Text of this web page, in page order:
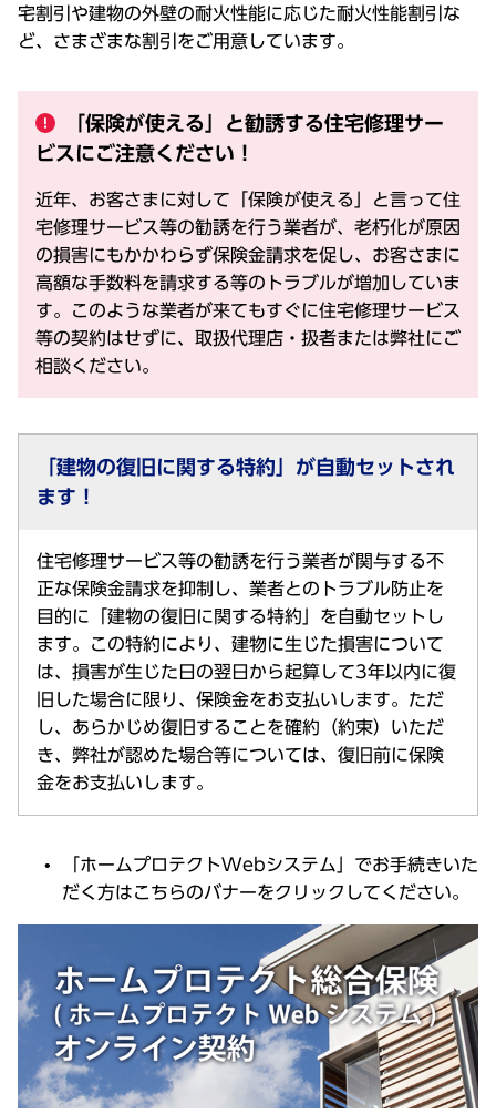
宅割引や建物の外壁の耐火性能に応じた耐火性能割引な
ど、さまざまな割引をご用意しています。
「保険が使える」と勧誘する住宅修理サー
ビスにご注意ください！
近年、お客さまに対して「保険が使える」と言って住
宅修理サービス等の勧誘を行う業者が、老朽化が原因
の損害にもかかわらず保険金請求を促し、お客さまに
高額な手数料を請求する等のトラブルが増加していま
す。このような業者が来てもすぐに住宅修理サービス
等の契約はせずに、取扱代理店・扱者または弊社にご
相談ください。
「建物の復旧に関する特約」が自動セットされ
ます！
住宅修理サービス等の勧誘を行う業者が関与する不
正な保険金請求を抑制し、業者とのトラブル防止を
目的に「建物の復旧に関する特約」を自動セットし
ます。この特約により、建物に生じた損害について
は、損害が生じた日の翌日から起算して3年以内に復
旧した場合に限り、保険金をお支払いします。ただ
し、あらかじめ復旧することを確約（約束）いただ
き、弊社が認めた場合等については、復旧前に保険
金をお支払いします。
「ホームプロテクトWebシステム」でお手続きいた
だく方はこちらのバナーをクリックしてください。